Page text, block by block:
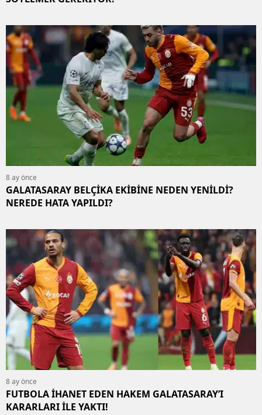
8 ay önce
GALATASARAY BELÇİKA EKİBİNE NEDEN YENİLDİ?
NEREDE HATA YAPILDI?
8 ay önce
FUTBOLA İHANET EDEN HAKEM GALATASARAY’I
KARARLARI İLE YAKTI!